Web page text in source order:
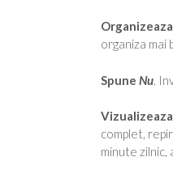
organiza mai
Spune Nu .
complet,
minute zilnic,